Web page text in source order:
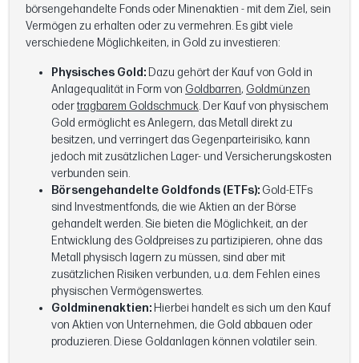
börsengehandelte Fonds oder Minenaktien - mit dem Ziel, sein
Vermögen zu erhalten oder zu vermehren. Es gibt viele
verschiedene Möglichkeiten, in Gold zu investieren:
Physisches Gold: Dazu gehört der Kauf von Gold in
Anlagequalität in Form von Goldbarren, Goldmünzen
odertragbarem Goldschmuck. Der Kauf von physischem
Gold ermöglicht es Anlegern, das Metall direkt zu
besitzen, und verringert das Gegenparteirisiko, kann
jedoch mit zusätzlichen Lager- und Versicherungskosten
verbunden sein.
Börsengehandelte Goldfonds (ETFs): Gold-ETFs
sind Investmentfonds, die wie Aktien an der Börse
gehandelt werden. Sie bieten die Möglichkeit, an der
Entwicklung des Goldpreises zu partizipieren, ohne das
Metall physisch lagern zu müssen, sind aber mit
zusätzlichen Risiken verbunden, u.a. dem Fehlen eines
physischen Vermögenswertes.
Goldminenaktien: Hierbei handelt es sich um den Kauf
von Aktien von Unternehmen, die Gold abbauen oder
produzieren. Diese Goldanlagen können volatiler sein.